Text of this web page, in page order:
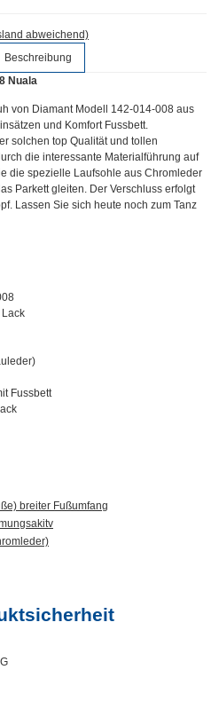
abweichend)
Beschreibung
Nuala
von Diamant Modell 142-014-008 aus
und Komfort Fussbett.
solchen top Qualität und tollen
die interessante Materialführung auf
die spezielle Laufsohle aus Chromleder
Parkett gleiten. Der Verschluss erfolgt
Lassen Sie sich heute noch zum Tanz
Fussbett
breiter Fußumfang